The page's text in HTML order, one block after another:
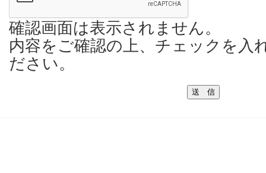
確認画面は表示されません。
内容をご確認の上、チェックを入
ださい。